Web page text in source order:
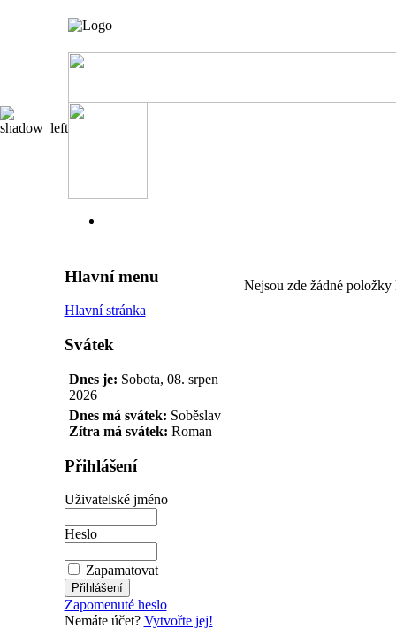
Hlavní menu
Hlavní stránka
Svátek
Dnes je: Sobota, 08. srpen
2026
Dnes má svátek: Soběslav
Zítra má svátek: Roman
Přihlášení
Uživatelské jméno
Heslo
Zapamatovat
Zapomenuté heslo
Nemáte účet? Vytvořte jej!
Nejsou zde žádné položky